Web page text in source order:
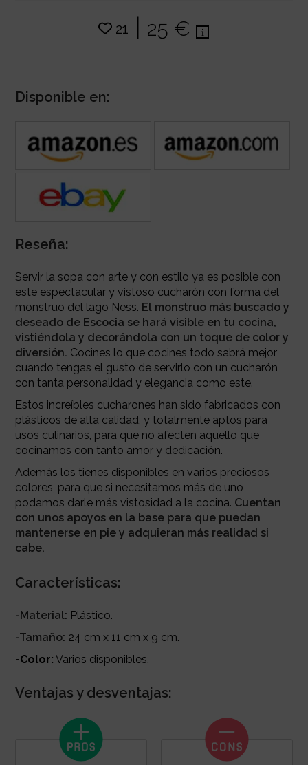
21 | 25 €
Disponible en:
Reseña:
Servir la sopa con arte y con estilo ya es posible con
este espectacular y vistoso cucharón con forma del
monstruo del lago Ness. El monstruo más buscado y
deseado de Escocia se hará visible en tu cocina,
vistiéndola y decorándola con un toque de color y
diversión. Cocines lo que cocines todo sabrá mejor
cuando tengas el gusto de servirlo con un cucharón
con tanta personalidad y elegancia como este.
Estos increíbles cucharones han sido fabricados con
plásticos de alta calidad, y totalmente aptos para
usos culinarios, para que no afecten aquello que
cocinamos con tanto amor y dedicación.
Además los tienes disponibles en varios preciosos
colores, para que si necesitamos más de uno
podamos darle más vistosidad a la cocina. Cuentan
con unos apoyos en la base para que puedan
mantenerse en pie y adquieran más realidad si
cabe.
Características:
-Material: Plástico.
-Tamaño: 24 cm x 11 cm x 9 cm.
-Color: Varios disponibles.
Ventajas y desventajas: